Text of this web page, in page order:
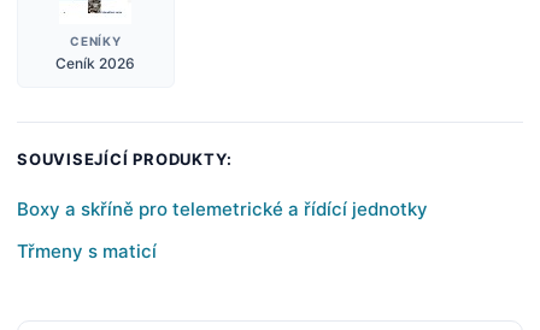
CENÍKY
Ceník 2026
SOUVISEJÍCÍ PRODUKTY:
Boxy a skříně pro telemetrické a řídící jednotky
Třmeny s maticí